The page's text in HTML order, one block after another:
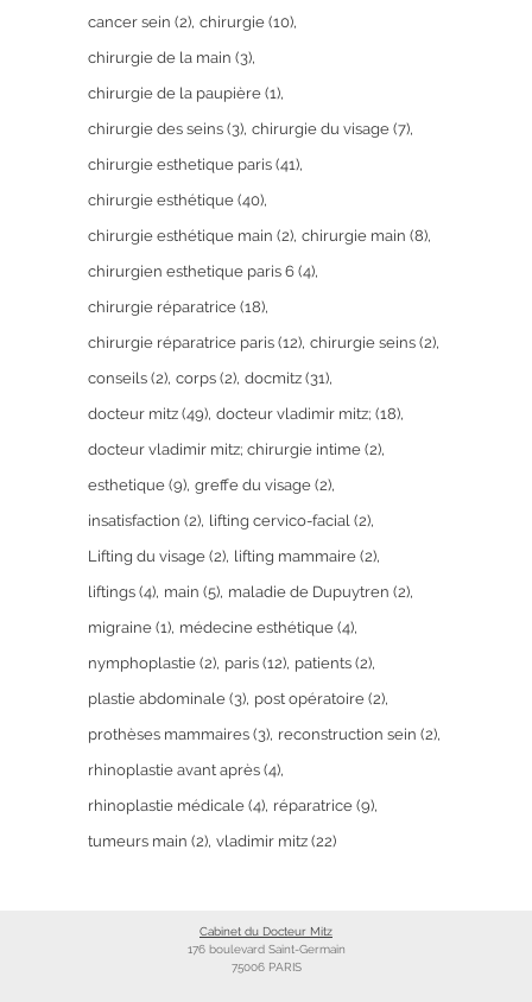
cancer sein (2) chirurgie (10)
chirurgie de la main (3)
chirurgie de la paupière (1)
chirurgie des seins (3) chirurgie du visage (7)
chirurgie esthetique paris (41)
chirurgie esthétique (40)
chirurgie esthétique main (2) chirurgie main (8)
chirurgien esthetique paris 6 (4)
chirurgie réparatrice (18)
chirurgie réparatrice paris (12) chirurgie seins (2)
conseils (2) corps (2) docmitz (31)
docteur mitz (49) docteur vladimir mitz; (18)
docteur vladimir mitz; chirurgie intime (2)
esthetique (9) greffe du visage (2)
insatisfaction (2) lifting cervico-facial (2)
Lifting du visage (2) lifting mammaire (2)
liftings (4) main (5) maladie de Dupuytren (2)
migraine (1) médecine esthétique (4)
nymphoplastie (2) paris (12) patients (2)
plastie abdominale (3) post opératoire (2)
prothèses mammaires (3) reconstruction sein (2)
rhinoplastie avant après (4)
rhinoplastie médicale (4) réparatrice (9)
tumeurs main (2) vladimir mitz (22)
Cabinet du Docteur Mitz
176 boulevard Saint-Germain
75006 PARIS